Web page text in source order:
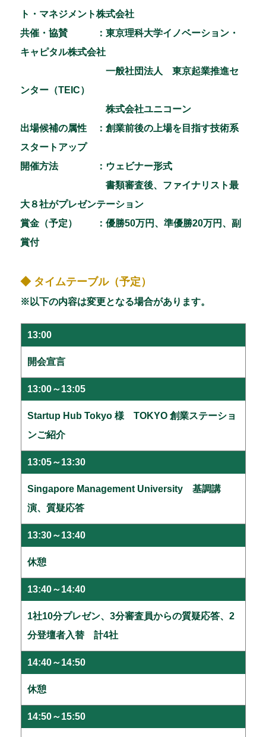
ト・マネジメント株式会社
共催・協賛 ：東京理科大学イノベーション・
キャピタル株式会社
一般社団法人 東京起業推進セ
ンター（TEIC）
株式会社ユニコーン
出場候補の属性 ：創業前後の上場を目指す技術系
スタートアップ
開催方法 ：ウェビナー形式
書類審査後、ファイナリスト最
大８社がプレゼンテーション
賞金（予定） ：優勝50万円、準優勝20万円、副
賞付
◆ タイムテーブル（予定）
※以下の内容は変更となる場合があります。
13:00
開会宣言
13:00～13:05
Startup Hub Tokyo 様 TOKYO 創業ステーショ
ンご紹介
13:05～13:30
Singapore Management University 基調講
演、質疑応答
13:30～13:40
休憩
13:40～14:40
1社10分プレゼン、3分審査員からの質疑応答、2
分登壇者入替 計4社
14:40～14:50
休憩
14:50～15:50